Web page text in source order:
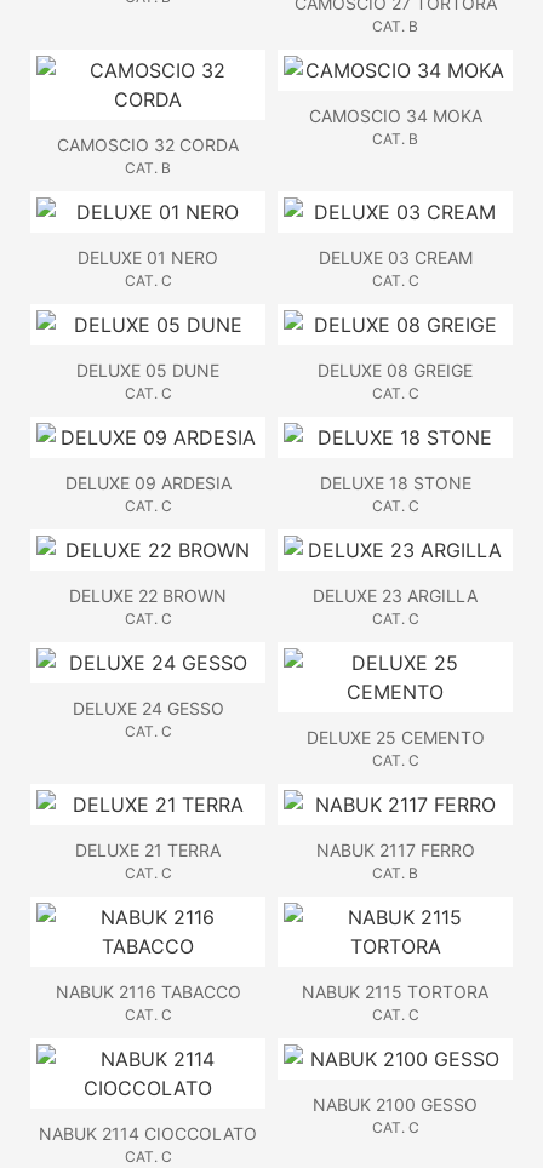
CAT. B
CAMOSCIO 32 CORDA
CAT. B
CAMOSCIO 34 MOKA
CAT. B
DELUXE 01 NERO
CAT. C
DELUXE 03 CREAM
CAT. C
DELUXE 05 DUNE
CAT. C
DELUXE 08 GREIGE
CAT. C
DELUXE 09 ARDESIA
CAT. C
DELUXE 18 STONE
CAT. C
DELUXE 22 BROWN
CAT. C
DELUXE 23 ARGILLA
CAT. C
DELUXE 24 GESSO
CAT. C DELUXE 25 CEMENTO
CAT. C
DELUXE 21 TERRA
CAT. C
NABUK 2117 FERRO
CAT. B
NABUK 2116 TABACCO
CAT. C
NABUK 2115 TORTORA
CAT. C
NABUK 2114 CIOCCOLATO
CAT. C
NABUK 2100 GESSO
CAT. C